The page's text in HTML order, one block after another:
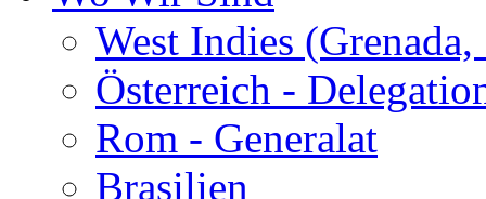
West Indies
Österreich -
Rom - Generalat
Brasilien